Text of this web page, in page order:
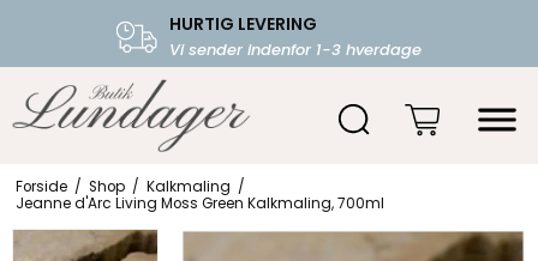
HURTIG LEVERING
Vi sender indenfor 1-3 hverdage
FRI FRAGT OVER 599.-
Starter fra 39,-
Forside / Shop / Kalkmaling /
Jeanne d'Arc Living Moss Green Kalkmaling, 700ml